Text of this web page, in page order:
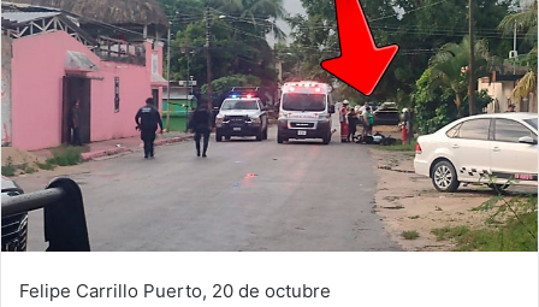
Felipe Carrillo Puerto, 20 de octubre